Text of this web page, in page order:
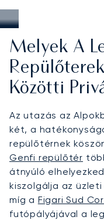
Melyek A
Közötti
Az utazás az
két, a
repülőtérnek
Genfi repülőtér
átnyúló
kiszolgálja az
míg a Figari Sud
futópályájával a